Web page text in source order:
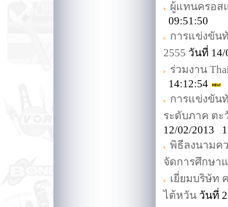
ผู้แทนครอส
09:51:50
การแข่งขัน
2555 วันที่ 14/
ร่วมงาน
14:12:54
การแข่งขัน
ระดับภาค ตะ
12/02/2013
พิธีลงนามค
จัดการศึกษา
เยี่ยมบริษัท
ไต้หวัน วันที่